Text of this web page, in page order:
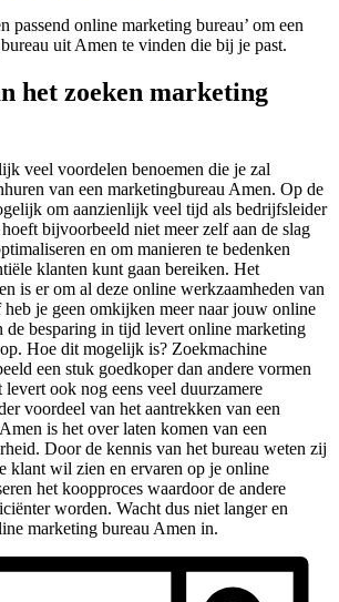
passend online marketing bureau’ om een
uit Amen te vinden die bij je past.
het zoeken marketing
veel voordelen benoemen die je zal
van een marketingbureau Amen. Op de
om aanzienlijk veel tijd als bedrijfsleider
bijvoorbeeld niet meer zelf aan de slag
en om manieren te bedenken
klanten kunt gaan bereiken. Het
is er om al deze online werkzaamheden van
heb je geen omkijken meer naar jouw online
de besparing in tijd levert online marketing
Hoe dit mogelijk is? Zoekmachine
een stuk goedkoper dan andere vormen
ook nog eens veel duurzamere
voordeel van het aantrekken van een
is het over laten komen van een
Door de kennis van het bureau weten zij
klant wil zien en ervaren op je online
het koopproces waardoor de andere
worden. Wacht dus niet langer en
marketing bureau Amen in.